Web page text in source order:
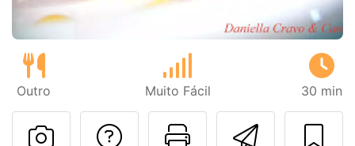
Outro Muito Fácil 30 min
Imprima
Falar com o autor